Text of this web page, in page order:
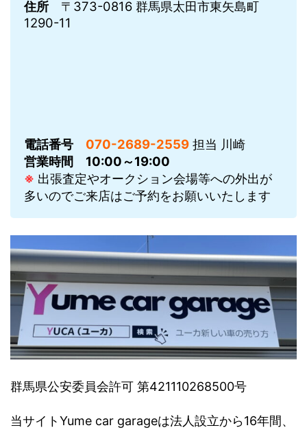
住所 〒373-0816 群馬県太田市東矢島町
1290-11
電話番号 070-2689-2559 担当 川崎
営業時間
10:00～19:00
※ 出張査定やオークション会場等への外出が
多いのでご来店はご予約をお願いいたします
群馬県公安委員会許可 第421110268500号
当サイトYume car garageは法人設立から16年間、